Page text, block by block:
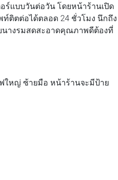
ร์แบบวันต่อวัน โดยหน้าร้านเปิด
ท์ติตต่อได้ตลอด 24 ชั่วโมง นึกถึง
นางรมสดสะอาดคุณภาพดีต้องที่
ฟใหญ่ ซ้ายมือ หน้าร้านจะมีป้าย